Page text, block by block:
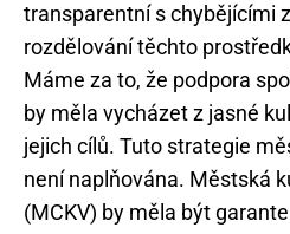
transparentní s chybějícími
rozdělování těchto
Máme za to, že podpora
by měla vycházet z jasné
jejich cílů. Tuto strategie
není naplňována. Městská
(MCKV) by měla být